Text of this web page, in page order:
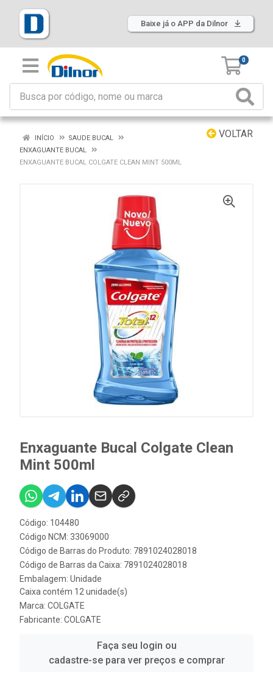
Baixe já o APP da Dilnor
0
VOLTAR
INÍCIO
SAUDE BUCAL
ENXAGUANTE BUCAL
ENXAGUANTE BUCAL COLGATE CLEAN MINT 500ML
Enxaguante Bucal Colgate Clean
Mint 500ml
Código: 104480
Código NCM: 33069000
Código de Barras do Produto: 7891024028018
Código de Barras da Caixa: 7891024028018
Embalagem: Unidade
Caixa contém 12 unidade(s)
Marca: COLGATE
Fabricante: COLGATE
Faça seu login ou
cadastre-se para ver preços e comprar